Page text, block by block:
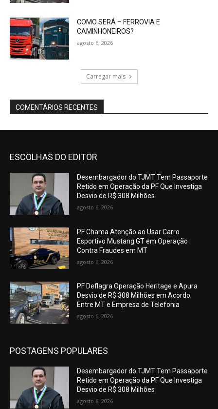
COMO SERÁ – FERROVIA E
CAMINHONEIROS?
agosto 6, 2026
Carregar mais
COMENTÁRIOS RECENTES
ESCOLHAS DO EDITOR
Desembargador do TJMT Tem Passaporte
Retido em Operação da PF Que Investiga
Desvio de R$ 308 Milhões
agosto 6, 2026
PF Chama Atenção ao Usar Carro
Esportivo Mustang GT em Operação
Contra Fraudes em MT
agosto 6, 2026
PF Deflagra Operação Heritage e Apura
Desvio de R$ 308 Milhões em Acordo
Entre MT e Empresa de Telefonia
agosto 6, 2026
POSTAGENS POPULARES
Desembargador do TJMT Tem Passaporte
Retido em Operação da PF Que Investiga
Desvio de R$ 308 Milhões
agosto 6, 2026